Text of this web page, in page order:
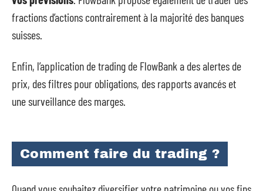
fractions d’actions contrairement à la majorité des banques
suisses.
Enfin, l’application de trading de FlowBank a des alertes de
prix, des filtres pour obligations, des rapports avancés et
une surveillance des marges.
Comment faire du trading ?